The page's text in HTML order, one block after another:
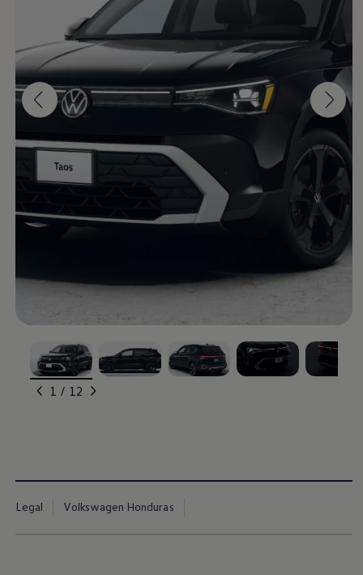
, 1 de 12
1 / 12
Legal Volkswagen Honduras